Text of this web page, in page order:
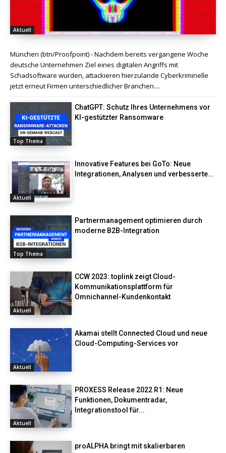
Aktuell
München (btn/Proofpoint) - Nachdem bereits vergangene Woche
deutsche Unternehmen Ziel eines digitalen Angriffs mit
Schadsoftware wurden, attackieren hierzulande Cyberkriminelle
jetzt erneut Firmen unterschiedlicher Branchen....
Top Thema
ChatGPT: Schutz Ihres Unternehmens vor
KI-gestützter Ransomware
Aktuell
Innovative Features bei GoTo: Neue
Integrationen, Analysen und verbesserte...
Top Thema
Partnermanagement optimieren durch
moderne B2B-Integration
Aktuell
CCW 2023: toplink zeigt Cloud-
Kommunikationsplattform für
Omnichannel-Kundenkontakt
Aktuell
Akamai stellt Connected Cloud und neue
Cloud-Computing-Services vor
Aktuell
PROXESS Release 2022 R1: Neue
Funktionen, Dokumentradar,
Integrationstool für...
proALPHA bringt mit skalierbaren